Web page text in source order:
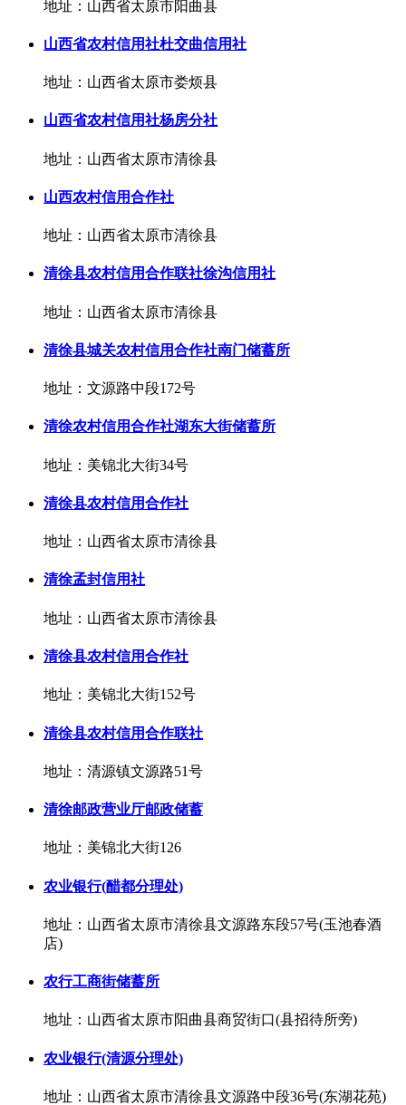
地址：山西省太原市阳曲县
山西省农村信用社杜交曲信用社
地址：山西省太原市娄烦县
山西省农村信用社杨房分社
地址：山西省太原市清徐县
山西农村信用合作社
地址：山西省太原市清徐县
清徐县农村信用合作联社徐沟信用社
地址：山西省太原市清徐县
清徐县城关农村信用合作社南门储蓄所
地址：文源路中段172号
清徐农村信用合作社湖东大街储蓄所
地址：美锦北大街34号
清徐县农村信用合作社
地址：山西省太原市清徐县
清徐孟封信用社
地址：山西省太原市清徐县
清徐县农村信用合作社
地址：美锦北大街152号
清徐县农村信用合作联社
地址：清源镇文源路51号
清徐邮政营业厅邮政储蓄
地址：美锦北大街126
农业银行(醋都分理处)
地址：山西省太原市清徐县文源路东段57号(玉池春酒
店)
农行工商街储蓄所
地址：山西省太原市阳曲县商贸街口(县招待所旁)
农业银行(清源分理处)
地址：山西省太原市清徐县文源路中段36号(东湖花苑)